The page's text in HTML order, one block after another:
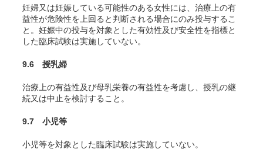
妊婦又は妊娠している可能性のある女性には、治療上の有
益性が危険性を上回ると判断される場合にのみ投与するこ
と。妊娠中の投与を対象とした有効性及び安全性を指標と
した臨床試験は実施していない。
9.6 授乳婦
治療上の有益性及び母乳栄養の有益性を考慮し、授乳の継
続又は中止を検討すること。
9.7 小児等
小児等を対象とした臨床試験は実施していない。